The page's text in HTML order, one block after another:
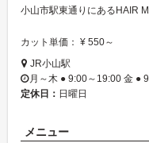
カット単価： ¥ 550～
JR小山駅
月～木 ● 9:00～19:00 金 ●
定休日： 日曜日
メニュー